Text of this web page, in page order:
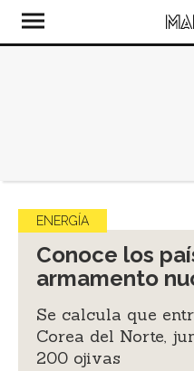
ENERGÍA
Conoce los
armamento
Se calcula que
Corea del Norte,
200 ojivas